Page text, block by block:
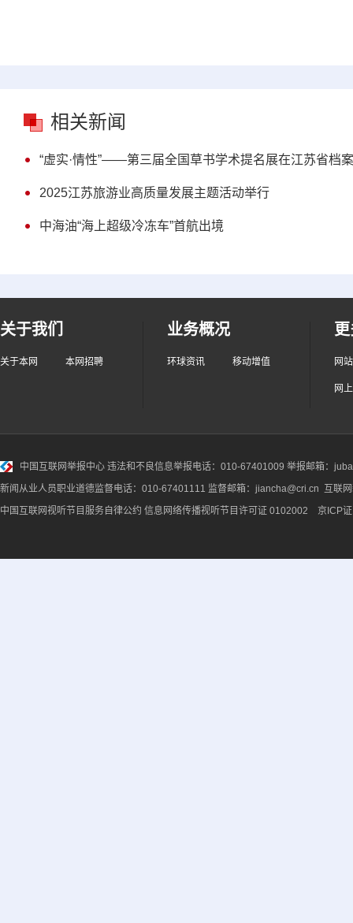
相关新闻
“虚实·情性”——第三届全国草书学术提名展在江苏省档
2025江苏旅游业高质量发展主题活动举行
中海油“海上超级冷冻车”首航出境
关于我们
关于本网 本网招聘
业务概况
环球资讯 移动增值 网
网
中国互联网举报中心 违法和不良信息举报电话：010-67401009 举报邮箱：
新闻从业人员职业道德监督电话：010-67401111 监督邮箱：jiancha@cri.cn 互联
中国互联网视听节目服务自律公约 信息网络传播视听节目许可证 0102002 京ICP